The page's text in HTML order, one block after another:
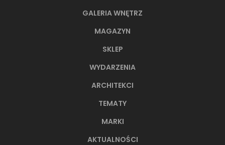
GALERIA WNĘTRZ
MAGAZYN
SKLEP
WYDARZENIA
ARCHITEKCI
TEMATY
MARKI
AKTUALNOŚCI